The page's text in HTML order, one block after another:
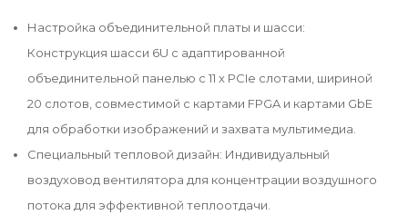
Настройка объединительной платы и шасси:
Конструкция шасси 6U с адаптированной
объединительной панелью с 11 x PCIe слотами, шириной
20 слотов, совместимой с картами FPGA и картами GbE
для обработки изображений и захвата мультимедиа.
Специальный тепловой дизайн: Индивидуальный
воздуховод вентилятора для концентрации воздушного
потока для эффективной теплоотдачи.